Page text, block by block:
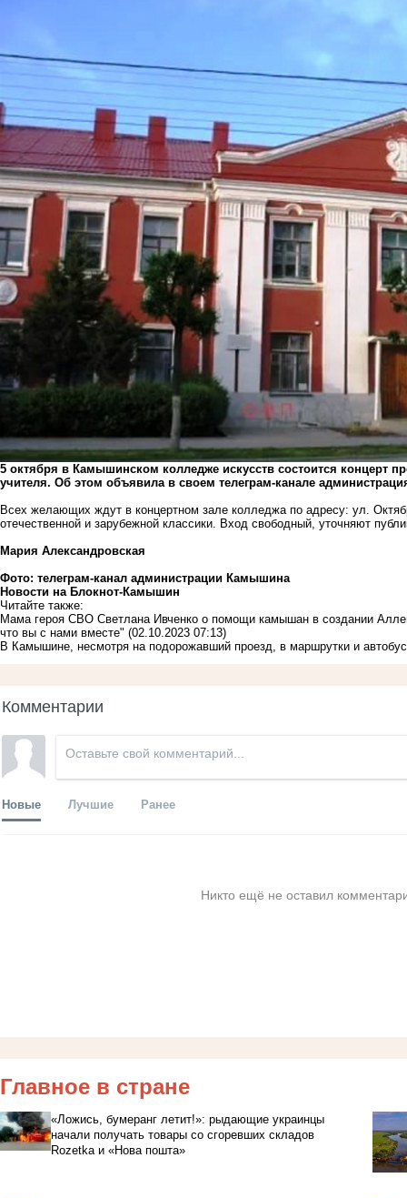
5 октября в Камышинском колледже искусств состоится концерт
учителя. Об этом объявила в своем телеграм-канале
Всех желающих ждут в концертном зале колледжа по адресу: ул.
отечественной и зарубежной классики. Вход свободный, уточняют
Мария Александровская
Фото: телеграм-канал администрации Камышина
Новости на Блoкнoт-Камышин
Читайте также:
Мама героя СВО Светлана Ивченко о помощи камышан в создании
что вы с нами вместе" (02.10.2023 07:13)
В Камышине, несмотря на подорожавший проезд, в маршрутки и
Комментарии
Новые Лучшие Ранее
Никто ещё не оставил
Главное в стране
«Ложись, бумеранг летит!»: рыдающие украинцы
начали получать товары со сгоревших складов
Rozetka и «Нова пошта»